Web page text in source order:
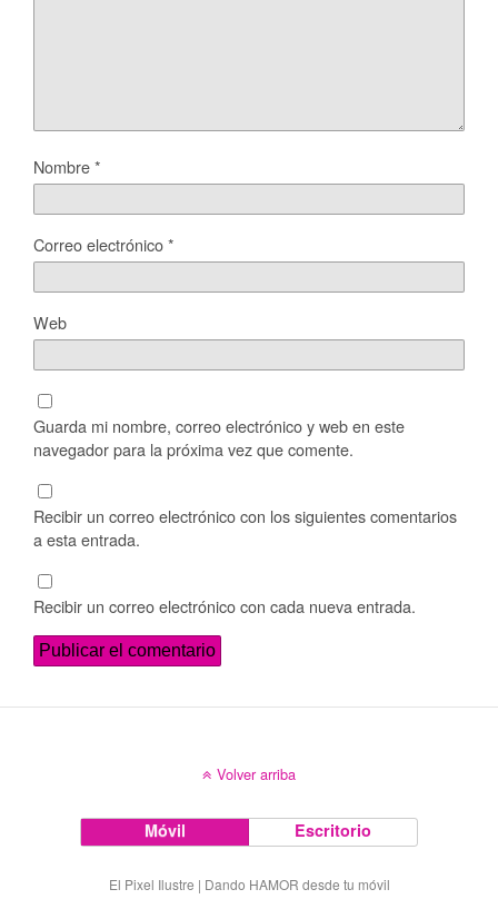
Nombre*
Correo electrónico*
Web
Guarda mi nombre, correo electrónico y web en este
navegador para la próxima vez que comente.
Recibir un correo electrónico con los siguientes comentarios
a esta entrada.
Recibir un correo electrónico con cada nueva entrada.
Volver arriba
Móvil Escritorio
El Pixel Ilustre | Dando HAMOR desde tu móvil